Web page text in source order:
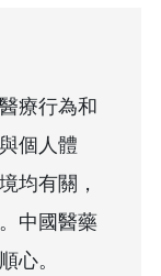
療行為和
個人體
均有關，
中國醫藥
心。